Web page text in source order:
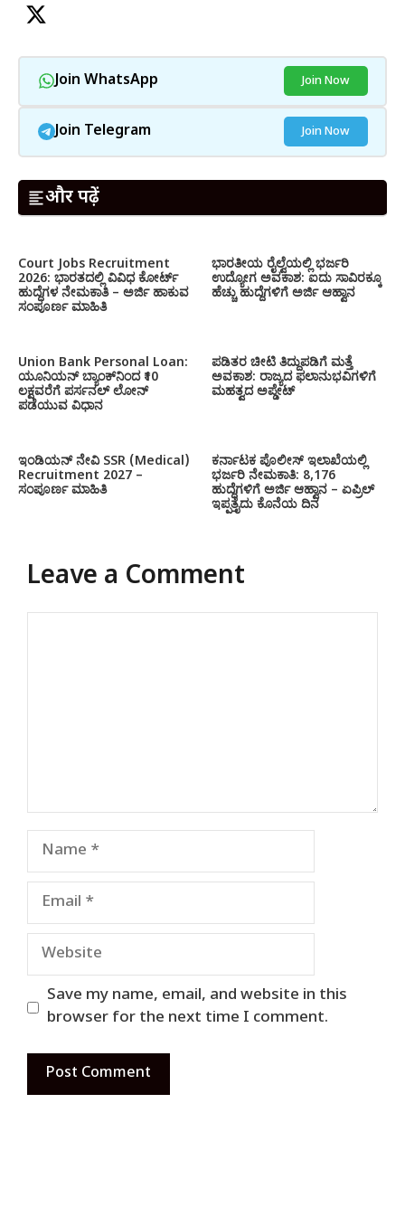
Join WhatsApp Join Now
Join Telegram Join Now
और पढ़ें
Court Jobs Recruitment
2026: ಭಾರತದಲ್ಲಿ ವಿವಿಧ ಕೋರ್ಟ್
ಹುದ್ದೆಗಳ ನೇಮಕಾತಿ – ಅರ್ಜಿ ಹಾಕುವ
ಸಂಪೂರ್ಣ ಮಾಹಿತಿ
ಭಾರತೀಯ ರೈಲ್ವೆಯಲ್ಲಿ ಭರ್ಜರಿ
ಉದ್ಯೋಗ ಅವಕಾಶ: ಐದು ಸಾವಿರಕ್ಕೂ
ಹೆಚ್ಚು ಹುದ್ದೆಗಳಿಗೆ ಅರ್ಜಿ ಆಹ್ವಾನ
Union Bank Personal Loan:
ಯೂನಿಯನ್ ಬ್ಯಾಂಕ್‌ನಿಂದ ₹10
ಲಕ್ಷವರೆಗೆ ಪರ್ಸನಲ್ ಲೋನ್
ಪಡೆಯುವ ವಿಧಾನ
ಪಡಿತರ ಚೀಟಿ ತಿದ್ದುಪಡಿಗೆ ಮತ್ತೆ
ಅವಕಾಶ: ರಾಜ್ಯದ ಫಲಾನುಭವಿಗಳಿಗೆ
ಮಹತ್ವದ ಅಪ್ಡೇಟ್
ಇಂಡಿಯನ್ ನೇವಿ SSR (Medical)
Recruitment 2027 –
ಸಂಪೂರ್ಣ ಮಾಹಿತಿ
ಕರ್ನಾಟಕ ಪೊಲೀಸ್ ಇಲಾಖೆಯಲ್ಲಿ
ಭರ್ಜರಿ ನೇಮಕಾತಿ: 8,176
ಹುದ್ದೆಗಳಿಗೆ ಅರ್ಜಿ ಆಹ್ವಾನ – ಏಪ್ರಿಲ್
ಇಪ್ಪತ್ತೈದು ಕೊನೆಯ ದಿನ
Leave a Comment
Name
Email
Website
Save my name, email, and website in this
browser for the next time I comment.